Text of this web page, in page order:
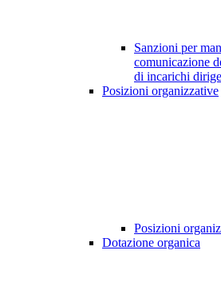
Sanzioni per
comunicazione
di incarichi
Posizioni organizzative
Posizioni
Dotazione organica